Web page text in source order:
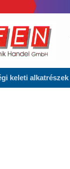
keleti alkatrészek